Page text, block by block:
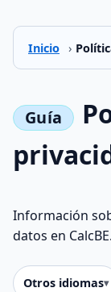
Inicio ›
Información
datos en CalcBE.
Otros idiomas